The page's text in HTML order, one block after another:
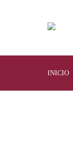
INICIO